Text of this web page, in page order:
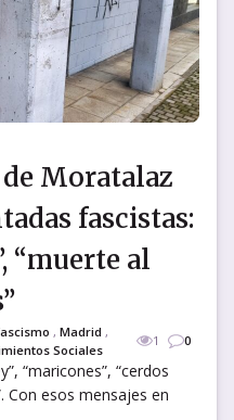
Moratalaz
fascistas:
“muerte al
, Madrid ,
Sociales
1 0
“maricones”, “cerdos
Con esos mensajes en